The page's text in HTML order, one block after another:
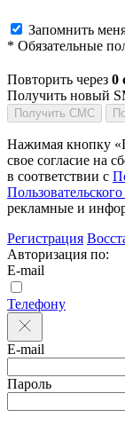
Запомнить
* Обязательные
Повторить через 0
Получить новый
Получить СМС
Нажимая кнопку
свое согласие на
в соответствии с
рекламные и
Регистрация
Авторизация по:
E-mail
Телефону
E-mail
Пароль